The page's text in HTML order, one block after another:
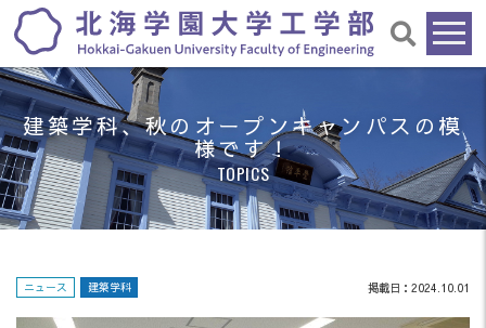
建築学科、秋のオープンキャンパスの模
様です！
TOPICS
ニュース 建築学科 掲載日：2024.10.01